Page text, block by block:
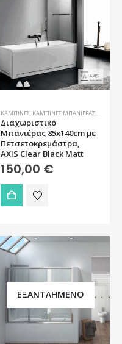
ΚΑΜΠΊΝΕΣ ΚΑΜΠΊΝΕΣ ΜΠΑΝΙΈΡΑΣ
Διαχωριστικό
Μπανιέρας 85x140cm με
Πετσετοκρεμάστρα,
AXIS Clear Black Matt
150,00 €
ΕΞΑΝΤΛΗΜΈΝΟ